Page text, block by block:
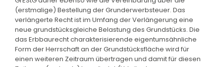
(erstmalige) Bestellung der Grunderwerbsteuer. Das
verlängerte Recht ist im Umfang der Verlängerung eine
neue grundstücksgleiche Belastung des Grundstücks. Die
das Erbbaurecht charakterisierende eigentumsähnliche
Form der Herrschaft an der Grundstücksfläche wird für
einen weiteren Zeitraum übertragen und damit für diesen